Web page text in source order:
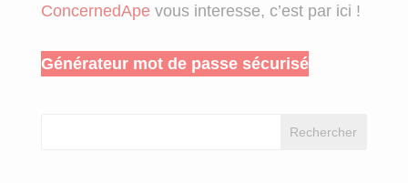
ConcernedApe vous interesse, c’est par ici !
Générateur mot de passe sécurisé
Rechercher